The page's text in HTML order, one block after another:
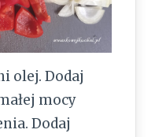
olej. Dodaj
mocy
Dodaj